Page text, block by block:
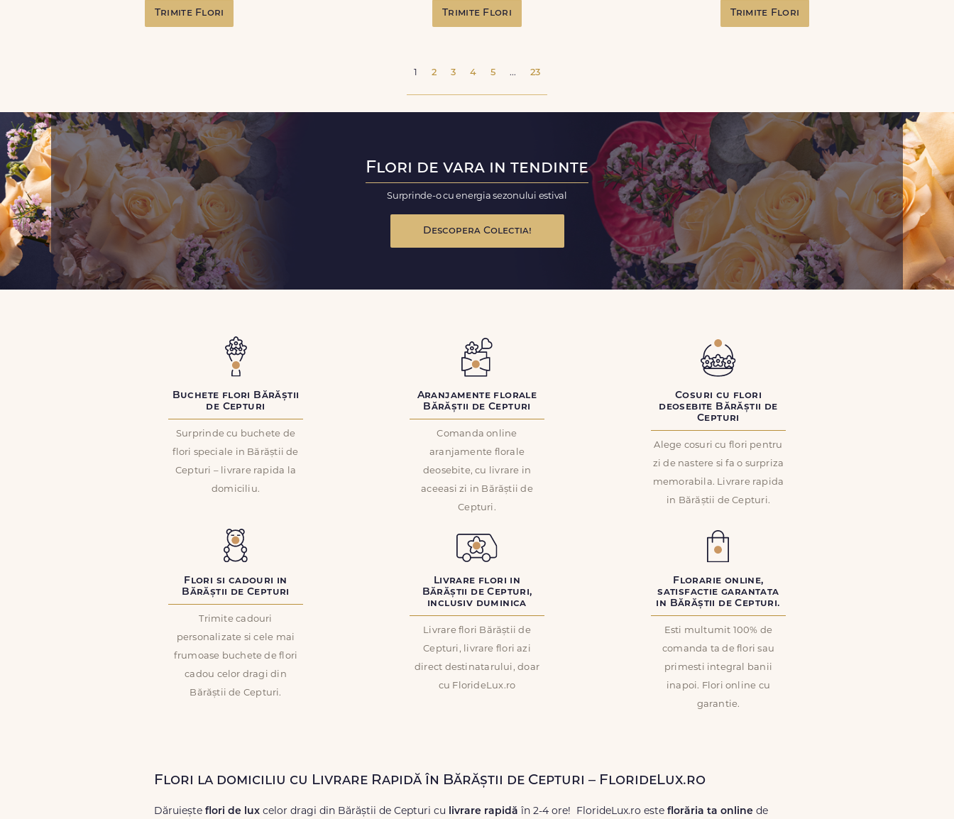
Trimite Flori Trimite Flori Trimite Flori
1 2 3 4 5 ... 23
Flori de vara in tendinte
Surprinde-o cu energia sezonului estival
Descopera Colectia!
Buchete flori Bărăștii
de Cepturi
Surprinde cu buchete de
flori speciale in Bărăștii de
Cepturi – livrare rapida la
domiciliu.
Aranjamente florale
Bărăștii de Cepturi
Comanda online
aranjamente florale
deosebite, cu livrare in
aceeasi zi in Bărăștii de
Cepturi.
Cosuri cu flori
deosebite Bărăștii de
Cepturi
Alege cosuri cu flori pentru
zi de nastere si fa o surpriza
memorabila. Livrare rapida
in Bărăștii de Cepturi.
Flori si cadouri in
Bărăștii de Cepturi
Trimite cadouri
personalizate si cele mai
frumoase buchete de flori
cadou celor dragi din
Bărăștii de Cepturi.
Livrare flori in
Bărăștii de Cepturi,
inclusiv duminica
Livrare flori Bărăștii de
Cepturi, livrare flori azi
direct destinatarului, doar
cu FlorideLux.ro
Florarie online,
satisfactie garantata
in Bărăștii de Cepturi.
Esti multumit 100% de
comanda ta de flori sau
primesti integral banii
inapoi. Flori online cu
garantie.
Flori la domiciliu cu Livrare Rapidă în Bărăștii de Cepturi – FlorideLux.ro
Dăruiește flori de lux celor dragi din Bărăștii de Cepturi cu livrare rapidă în 2-4 ore! FlorideLux.ro este florăria ta online de